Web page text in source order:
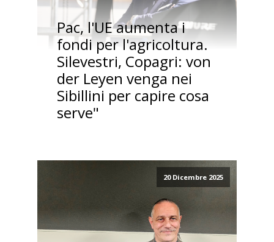
Pac, l'UE aumenta i
fondi per l'agricoltura.
Silevestri, Copagri: von
der Leyen venga nei
Sibillini per capire cosa
serve"
20 Dicembre 2025